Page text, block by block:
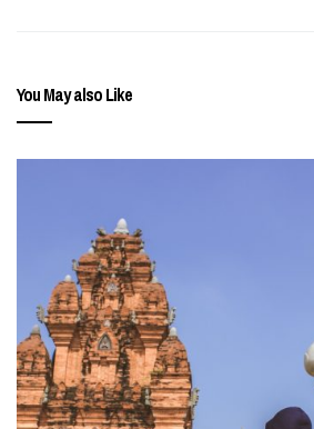
You May also Like